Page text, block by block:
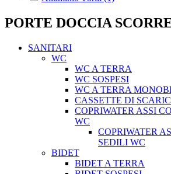
PORTE DOCCIA
SANITARI
WC
WC A TERRA
WC SOSPESI
WC A TERRA
CASSETTE DI
COPRIWATER ASSI
WC
COPRIWATER
SEDILI WC
BIDET
BIDET A TERRA